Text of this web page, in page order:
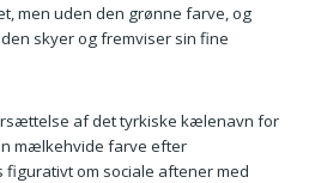
men uden den grønne farve, og
skyer og fremviser sin fine
af det tyrkiske kælenavn for
mælkehvide farve efter
om sociale aftener med